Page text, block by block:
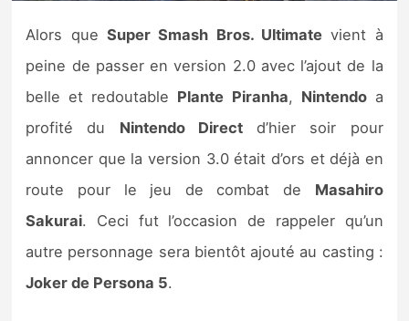
Tests de jeux
Tests d’accessoires
Autres tests
Previews
Précommandes
Précommandes jeux Switch 2
Alors que Super Smash Bros. Ultimate vient à
peine de passer en version 2.0 avec l’ajout de la
belle et redoutable Plante Piranha, Nintendoa
profité du Nintendo Directd’hier soir pour
annoncer que la version 3.0 était d’ors et déjà en
route pour le jeu de combat de Masahiro
Sakurai. Ceci fut l’occasion de rappeler qu’un
autre personnage sera bientôt ajouté au casting :
Joker de Persona 5.